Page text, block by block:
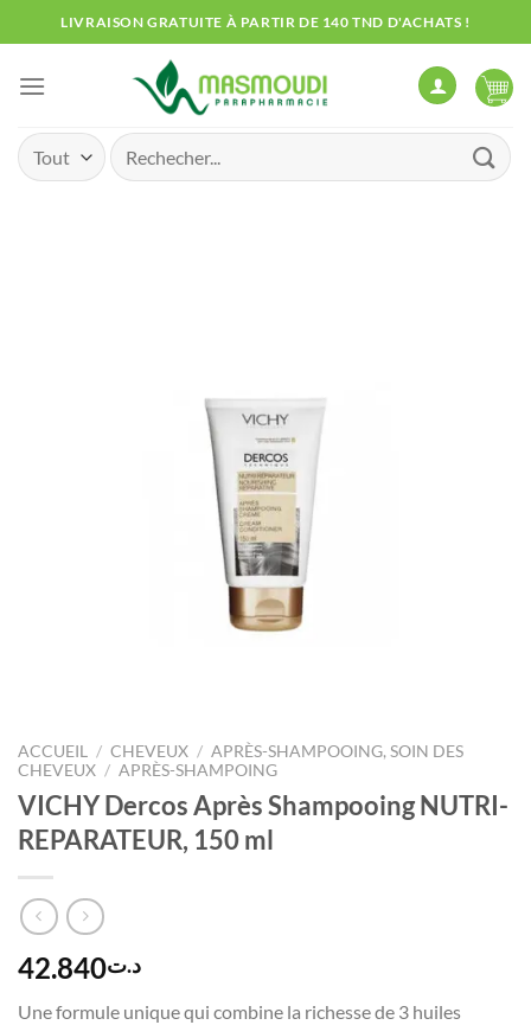
au
contenu
LIVRAISON GRATUITE À PARTIR DE 140 TND D'ACHATS !
Recherche
pour :
ACCUEIL / CHEVEUX / APRÈS-SHAMPOOING, SOIN DES
CHEVEUX / APRÈS-SHAMPOING
VICHY Dercos Après Shampooing NUTRI-
REPARATEUR, 150 ml
د.ت42.840
Une formule unique qui combine la richesse de 3 huiles